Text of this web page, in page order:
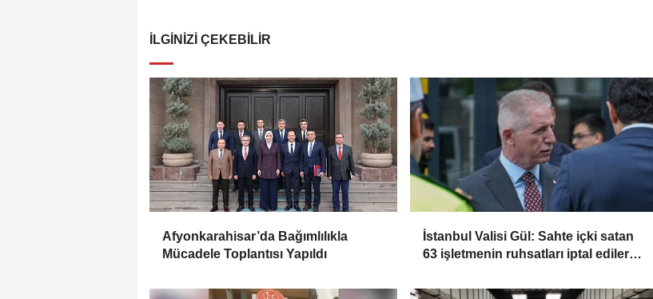
İLGINIZI ÇEKEBILIR
Afyonkarahisar’da Bağımlılıkla
Mücadele Toplantısı Yapıldı
İstanbul Valisi Gül: Sahte içki satan
63 işletmenin ruhsatları iptal edilerek